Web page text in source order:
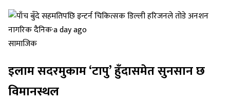
नागरिक दैनिक·a day ago
सामाजिक
इलाम सदरमुकाम ‘टापु’ हुँदासमेत सुनसान छ
विमानस्थल